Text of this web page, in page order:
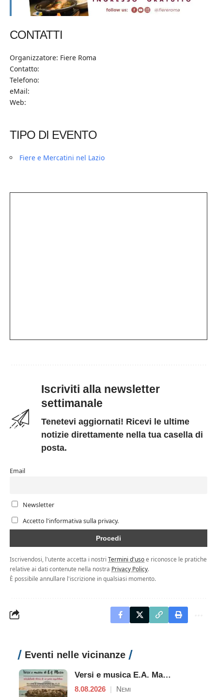
CONTATTI
Organizzatore: Fiere Roma
Contatto:
Telefono:
eMail:
Web:
TIPO DI EVENTO
Fiere e Mercatini nel Lazio
Iscriviti alla newsletter
settimanale
Tenetevi aggiornati! Ricevi le ultime
notizie direttamente nella tua casella di
posta.
Email
Newsletter
Accetto l'informativa sulla privacy.
Iscrivendosi, l'utente accetta i nostri Termini d'usoe riconosce le pratiche
relative ai dati contenute nella nostra Privacy Policy.
È possibile annullare l'iscrizione in qualsiasi momento.
Eventi nelle vicinanze
Versi e musica E.A. Mario - Mirabolante storia di un genio napoletano
8.08.2026 | Nemi